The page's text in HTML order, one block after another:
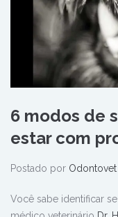
6 modos de
estar com
Postado por Odontovet
Você sabe identificar